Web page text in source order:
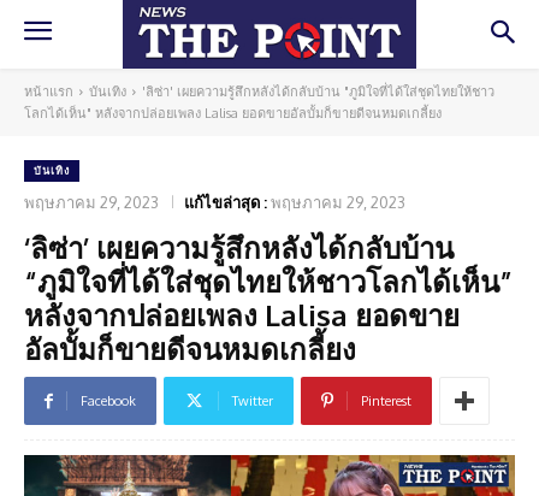
หน้าแรก บันเทิง
'ลิซ่า' เผยความรู้สึกหลังได้กลับบ้าน "ภูมิใจที่ได้ใส่ชุดไทยให้ชาว
โลกได้เห็น" หลังจากปล่อยเพลง Lalisa ยอดขายอัลบั้มก็ขายดีจนหมดเกลี้ยง
บันเทิง
พฤษภาคม 29, 2023 แก้ไขล่าสุด :พฤษภาคม 29, 2023
‘ลิซ่า’ เผยความรู้สึกหลังได้กลับบ้าน
“ภูมิใจที่ได้ใส่ชุดไทยให้ชาวโลกได้เห็น”
หลังจากปล่อยเพลง Lalisa ยอดขาย
อัลบั้มก็ขายดีจนหมดเกลี้ยง
Facebook Twitter Pinterest